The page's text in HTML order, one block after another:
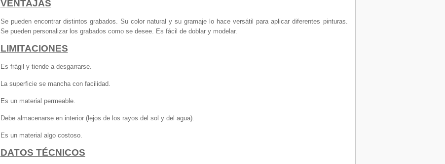
VENTAJAS
Se pueden encontrar distintos grabados. Su color natural y su gramaje lo hace versátil para aplicar diferentes pinturas.
Se pueden personalizar los grabados como se desee. Es fácil de doblar y modelar.
LIMITACIONES
Es frágil y tiende a desgarrarse.
La superficie se mancha con facilidad.
Es un material permeable.
Debe almacenarse en interior (lejos de los rayos del sol y del agua).
Es un material algo costoso.
DATOS TÉCNICOS